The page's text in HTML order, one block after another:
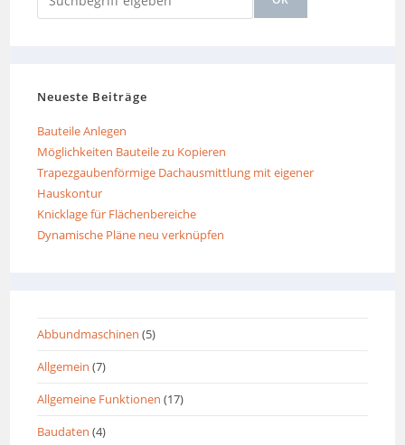
Neueste Beiträge
Bauteile Anlegen
Möglichkeiten Bauteile zu Kopieren
Trapezgaubenförmige Dachausmittlung mit eigener
Hauskontur
Knicklage für Flächenbereiche
Dynamische Pläne neu verknüpfen
Abbundmaschinen (5)
Allgemein (7)
Allgemeine Funktionen (17)
Baudaten (4)